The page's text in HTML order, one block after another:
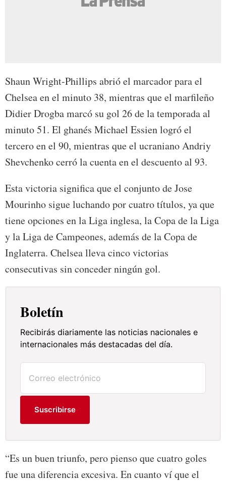
Shaun Wright-Phillips abrió el marcador para el
Chelsea en el minuto 38, mientras que el marfileño
Didier Drogba marcó su gol 26 de la temporada al
minuto 51. El ghanés Michael Essien logró el
tercero en el 90, mientras que el ucraniano Andriy
Shevchenko cerró la cuenta en el descuento al 93.
Esta victoria significa que el conjunto de Jose
Mourinho sigue luchando por cuatro títulos, ya que
tiene opciones en la Liga inglesa, la Copa de la Liga
y la Liga de Campeones, además de la Copa de
Inglaterra. Chelsea lleva cinco victorias
consecutivas sin conceder ningún gol.
Boletín
Recibirás diariamente las noticias nacionales e
internacionales más destacadas del día.
Suscribirse
“Es un buen triunfo, pero pienso que cuatro goles
fue una diferencia excesiva. En cuanto ví que el